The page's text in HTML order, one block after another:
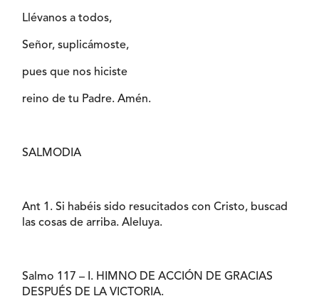
Llévanos a todos,
Señor, suplicámoste,
pues que nos hiciste
reino de tu Padre. Amén.
SALMODIA
Ant 1. Si habéis sido resucitados con Cristo, buscad
las cosas de arriba. Aleluya.
Salmo 117 – I. HIMNO DE ACCIÓN DE GRACIAS
DESPUÉS DE LA VICTORIA.